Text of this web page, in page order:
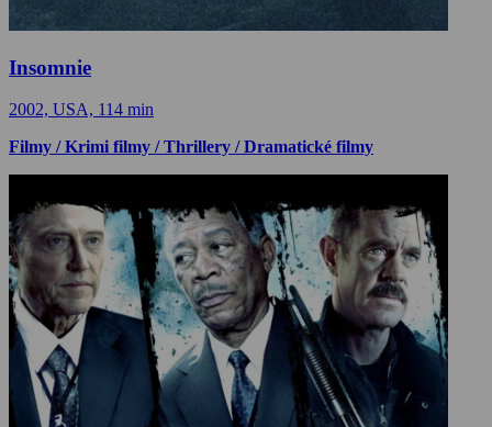
Insomnie
2002, USA, 114 min
Filmy / Krimi filmy / Thrillery / Dramatické filmy